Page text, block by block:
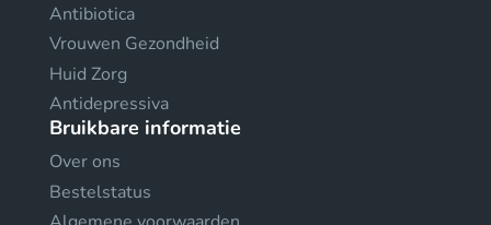
Antibiotica
Vrouwen Gezondheid
Huid Zorg
Antidepressiva
Bruikbare informatie
Over ons
Bestelstatus